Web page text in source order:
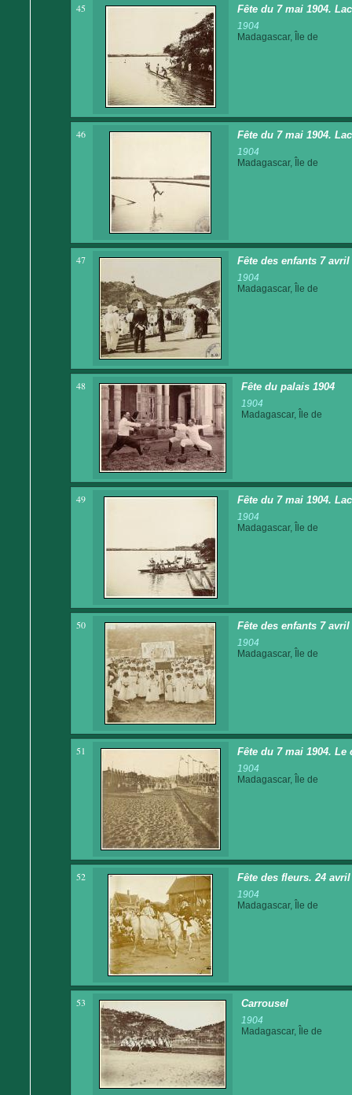
45 Fête du 7 mai 1904.
1904
Madagascar, Île de
46 Fête du 7 mai 1904.
1904
Madagascar, Île de
47 Fête des enfants 7
1904
Madagascar, Île de
48 Fête du palais 1904
1904
Madagascar, Île de
49 Fête du 7 mai 1904.
1904
Madagascar, Île de
50 Fête des enfants 7
1904
Madagascar, Île de
51 Fête du 7 mai 1904. Le
1904
Madagascar, Île de
52 Fête des fleurs. 24 avril
1904
Madagascar, Île de
53 Carrousel
1904
Madagascar, Île de